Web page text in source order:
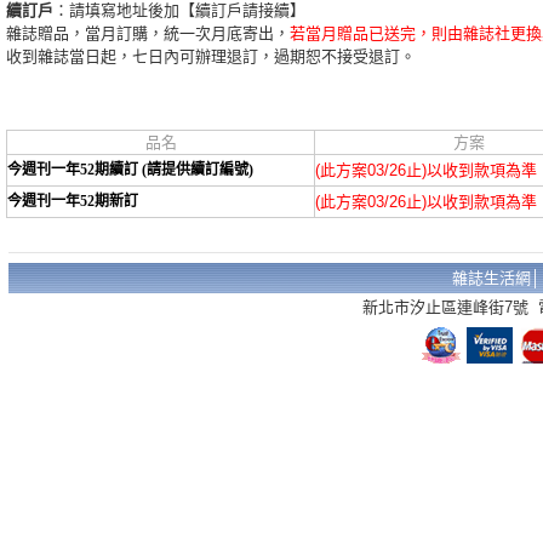
續訂戶 ：請填寫地址後加【續訂戶請接續】
雜誌贈品，當月訂購，統一次月底寄出， 若當月贈品已送完，則由雜誌社更
收到雜誌當日起，七日內可辦理退訂，過期恕不接受退訂。
品名 方案
今週刊一年52期續訂 (請提供續訂編號) (此方案03/26止)以收到款項為準
今週刊一年52期新訂 (此方案03/26止)以收到款項為準
雜誌生活網
新北市汐止區連峰街7號